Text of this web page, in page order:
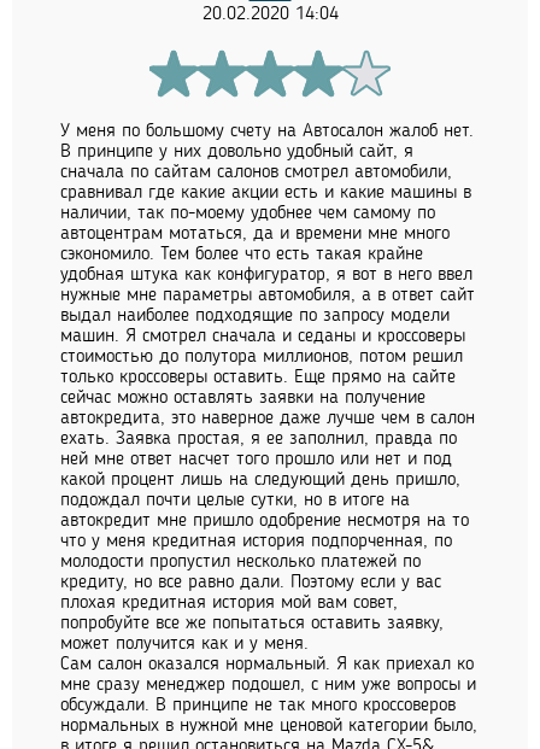
20.02.2020 14:04
У меня по большому счету на Автосалон жалоб нет.
В принципе у них довольно удобный сайт, я
сначала по сайтам салонов смотрел автомобили,
сравнивал где какие акции есть и какие машины в
наличии, так по-моему удобнее чем самому по
автоцентрам мотаться, да и времени мне много
сэкономило. Тем более что есть такая крайне
удобная штука как конфигуратор, я вот в него ввел
нужные мне параметры автомобиля, а в ответ сайт
выдал наиболее подходящие по запросу модели
машин. Я смотрел сначала и седаны и кроссоверы
стоимостью до полутора миллионов, потом решил
только кроссоверы оставить. Еще прямо на сайте
сейчас можно оставлять заявки на получение
автокредита, это наверное даже лучше чем в салон
ехать. Заявка простая, я ее заполнил, правда по
ней мне ответ насчет того прошло или нет и под
какой процент лишь на следующий день пришло,
подождал почти целые сутки, но в итоге на
автокредит мне пришло одобрение несмотря на то
что у меня кредитная история подпорченная, по
молодости пропустил несколько платежей по
кредиту, но все равно дали. Поэтому если у вас
плохая кредитная история мой вам совет,
попробуйте все же попытаться оставить заявку,
может получится как и у меня.
Сам салон оказался нормальный. Я как приехал ко
мне сразу менеджер подошел, с ним уже вопросы и
обсуждали. В принципе не так много кроссоверов
нормальных в нужной мне ценовой категории было,